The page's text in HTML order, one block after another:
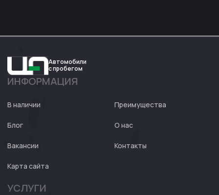
Авто
Автомобили
с пробегом
ИНФОРМАЦИЯ
В наличии Преимущества
Блог О нас
Вакансии Контакты
Карта сайта
УСЛУГИ